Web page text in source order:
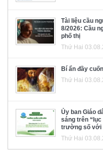
Tài liệu cầu
8/2026: Cầu
phố thị
Thứ Hai
Bí ẩn đầy
Thứ Hai
Ủy ban Giáo
sáng trên
trường số với
Thứ Hai